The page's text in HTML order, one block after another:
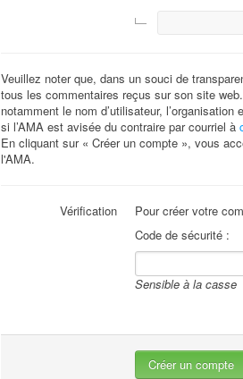
Veuillez noter que, dans un souci de
tous les commentaires reçus sur son site
notamment le nom d’utilisateur,
si l’AMA est avisée du contraire par courriel à
En cliquant sur « Créer un compte », vous
l'AMA.
Vérification
Pour créer votre
Code de sécurité :
Sensible à la casse